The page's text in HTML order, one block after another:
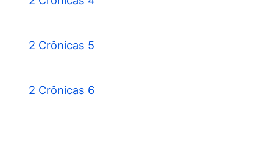
2 Crônicas 5
2 Crônicas 6